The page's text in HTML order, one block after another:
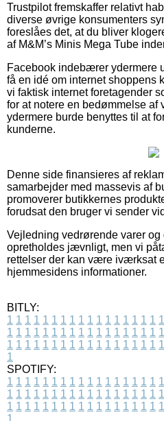
Trustpilot fremskaffer relativt
diverse øvrige konsumenters
foreslåes det, at du bliver
af M&M’s Minis Mega Tube
Facebook indebærer ydermere
få en idé om internet shoppens
vi faktisk internet foretagender
for at notere en bedømmelse af
ydermere burde benyttes til at
kunderne.
Denne side finansieres af
samarbejder med massevis af
promoverer butikkernes
forudsat den bruger vi sender
Vejledning vedrørende varer
opretholdes jævnligt, men vi
rettelser der kan være iværksat
hjemmesidens informationer.
BITLY:
1 1 1 1 1 1 1 1 1 1 1 1 1 1 1 1 1 1
1 1 1 1 1 1 1 1 1 1 1 1 1 1 1 1 1 1
1 1 1 1 1 1 1 1 1 1 1 1 1 1 1 1 1 1
1
SPOTIFY:
1 1 1 1 1 1 1 1 1 1 1 1 1 1 1 1 1 1
1 1 1 1 1 1 1 1 1 1 1 1 1 1 1 1 1 1
1 1 1 1 1 1 1 1 1 1 1 1 1 1 1 1 1 1
1